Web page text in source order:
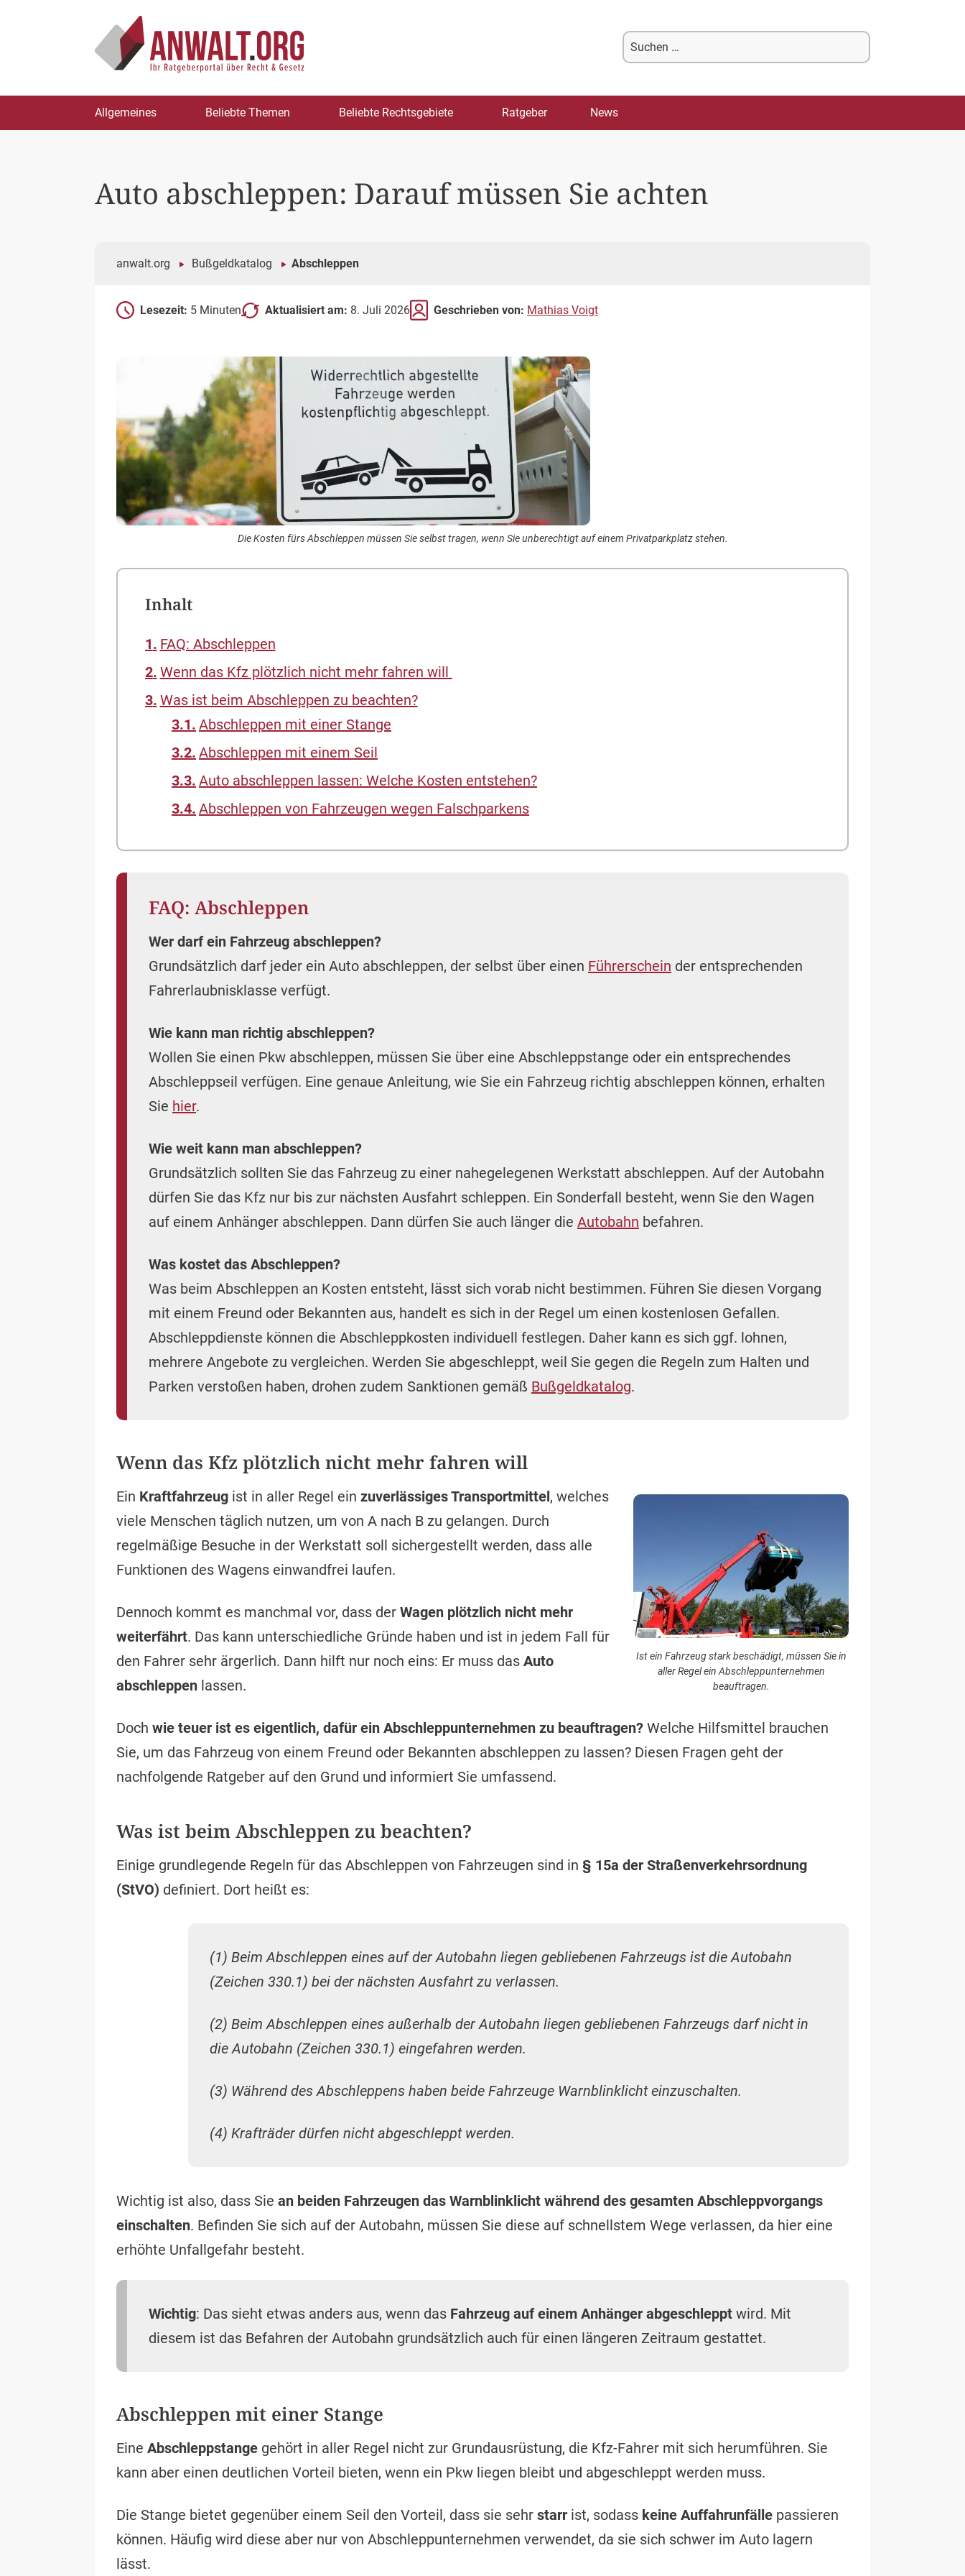
Suchen
nach:
springen
Allgemeines Beliebte Themen Beliebte Rechtsgebiete Ratgeber News
Auto abschleppen: Darauf müssen Sie achten
anwalt.org Bußgeldkatalog Abschleppen
Lesezeit: 5 Minuten Aktualisiert am: 8. Juli 2026 Geschrieben von: Mathias Voigt
Die Kosten fürs Abschleppen müssen Sie selbst tragen, wenn Sie unberechtigt auf einem Privatparkplatz stehen.
Inhalt
FAQ: Abschleppen
Wenn das Kfz plötzlich nicht mehr fahren will
Was ist beim Abschleppen zu beachten?
Abschleppen mit einer Stange
Abschleppen mit einem Seil
Auto abschleppen lassen: Welche Kosten entstehen?
Abschleppen von Fahrzeugen wegen Falschparkens
FAQ: Abschleppen
Wer darf ein Fahrzeug abschleppen?
Grundsätzlich darf jeder ein Auto abschleppen, der selbst über einen Führerschein der entsprechenden
Fahrerlaubnisklasse verfügt.
Wie kann man richtig abschleppen?
Wollen Sie einen Pkw abschleppen, müssen Sie über eine Abschleppstange oder ein entsprechendes
Abschleppseil verfügen. Eine genaue Anleitung, wie Sie ein Fahrzeug richtig abschleppen können, erhalten
Sie hier.
Wie weit kann man abschleppen?
Grundsätzlich sollten Sie das Fahrzeug zu einer nahegelegenen Werkstatt abschleppen. Auf der Autobahn
dürfen Sie das Kfz nur bis zur nächsten Ausfahrt schleppen. Ein Sonderfall besteht, wenn Sie den Wagen
auf einem Anhänger abschleppen. Dann dürfen Sie auch länger die Autobahn befahren.
Was kostet das Abschleppen?
Was beim Abschleppen an Kosten entsteht, lässt sich vorab nicht bestimmen. Führen Sie diesen Vorgang
mit einem Freund oder Bekannten aus, handelt es sich in der Regel um einen kostenlosen Gefallen.
Abschleppdienste können die Abschleppkosten individuell festlegen. Daher kann es sich ggf. lohnen,
mehrere Angebote zu vergleichen. Werden Sie abgeschleppt, weil Sie gegen die Regeln zum Halten und
Parken verstoßen haben, drohen zudem Sanktionen gemäß Bußgeldkatalog.
Wenn das Kfz plötzlich nicht mehr fahren will
Ist ein Fahrzeug stark beschädigt, müssen Sie in
aller Regel ein Abschleppunternehmen
beauftragen.
Ein Kraftfahrzeug ist in aller Regel ein zuverlässiges Transportmittel, welches
viele Menschen täglich nutzen, um von A nach B zu gelangen. Durch
regelmäßige Besuche in der Werkstatt soll sichergestellt werden, dass alle
Funktionen des Wagens einwandfrei laufen.
Dennoch kommt es manchmal vor, dass der Wagen plötzlich nicht mehr
weiterfährt. Das kann unterschiedliche Gründe haben und ist in jedem Fall für
den Fahrer sehr ärgerlich. Dann hilft nur noch eins: Er muss das Auto
abschleppen lassen.
Doch wie teuer ist es eigentlich, dafür ein Abschleppunternehmen zu beauftragen? Welche Hilfsmittel brauchen
Sie, um das Fahrzeug von einem Freund oder Bekannten abschleppen zu lassen? Diesen Fragen geht der
nachfolgende Ratgeber auf den Grund und informiert Sie umfassend.
Was ist beim Abschleppen zu beachten?
Einige grundlegende Regeln für das Abschleppen von Fahrzeugen sind in § 15a der Straßenverkehrsordnung
(StVO) definiert. Dort heißt es:
(1) Beim Abschleppen eines auf der Autobahn liegen gebliebenen Fahrzeugs ist die Autobahn
(Zeichen 330.1) bei der nächsten Ausfahrt zu verlassen.
(2) Beim Abschleppen eines außerhalb der Autobahn liegen gebliebenen Fahrzeugs darf nicht in
die Autobahn (Zeichen 330.1) eingefahren werden.
(3) Während des Abschleppens haben beide Fahrzeuge Warnblinklicht einzuschalten.
(4) Krafträder dürfen nicht abgeschleppt werden.
Wichtig ist also, dass Sie an beiden Fahrzeugen das Warnblinklicht während des gesamten Abschleppvorgangs
einschalten. Befinden Sie sich auf der Autobahn, müssen Sie diese auf schnellstem Wege verlassen, da hier eine
erhöhte Unfallgefahr besteht.
Wichtig: Das sieht etwas anders aus, wenn das Fahrzeug auf einem Anhänger abgeschleppt wird. Mit
diesem ist das Befahren der Autobahn grundsätzlich auch für einen längeren Zeitraum gestattet.
Abschleppen mit einer Stange
Eine Abschleppstange gehört in aller Regel nicht zur Grundausrüstung, die Kfz-Fahrer mit sich herumführen. Sie
kann aber einen deutlichen Vorteil bieten, wenn ein Pkw liegen bleibt und abgeschleppt werden muss.
Die Stange bietet gegenüber einem Seil den Vorteil, dass sie sehr starr ist, sodass keine Auffahrunfälle passieren
können. Häufig wird diese aber nur von Abschleppunternehmen verwendet, da sie sich schwer im Auto lagern
lässt.